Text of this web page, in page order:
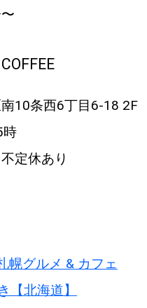
10条西6丁目6-18 2F
時
定休あり
幌グルメ & カフェ
【北海道】